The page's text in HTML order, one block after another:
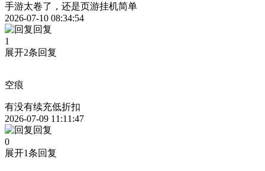
手游太卷了，还是页游挂机简单
2026-07-10 08:34:54
回复
1
展开2条回复
空痕
有没有续充低折扣
2026-07-09 11:11:47
回复
0
展开1条回复